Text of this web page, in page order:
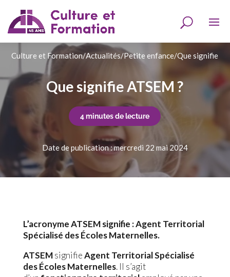
Culture et Formation/Actualités/Petite enfance/Que signifie
Que signifie ATSEM ?
4 minutes de lecture
Date de publication : mercredi 22 mai 2024
L’acronyme ATSEM signifie : Agent Territorial
Spécialisé des Écoles Maternelles.
ATSEMsignifieAgent Territorial Spécialisé
des Écoles Maternelles. Il s’agit